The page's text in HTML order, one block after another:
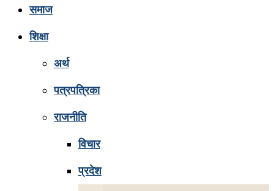
समाज
शिक्षा
अर्थ
पत्रपत्रिका
राजनीति
विचार
प्रदेश